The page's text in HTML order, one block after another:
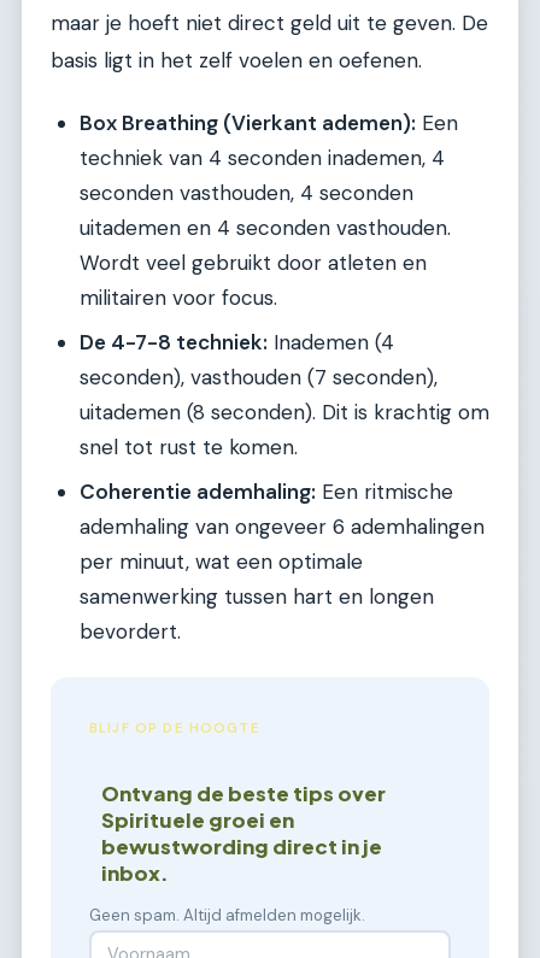
maar je hoeft niet direct geld uit te geven. De
basis ligt in het zelf voelen en oefenen.
Box Breathing (Vierkant ademen): Een
techniek van 4 seconden inademen, 4
seconden vasthouden, 4 seconden
uitademen en 4 seconden vasthouden.
Wordt veel gebruikt door atleten en
militairen voor focus.
De 4-7-8 techniek: Inademen (4
seconden), vasthouden (7 seconden),
uitademen (8 seconden). Dit is krachtig om
snel tot rust te komen.
Coherentie ademhaling: Een ritmische
ademhaling van ongeveer 6 ademhalingen
per minuut, wat een optimale
samenwerking tussen hart en longen
bevordert.
BLIJF OP DE HOOGTE
Ontvang de beste tips over
Spirituele groei en
bewustwording direct in je
inbox.
Geen spam. Altijd afmelden mogelijk.